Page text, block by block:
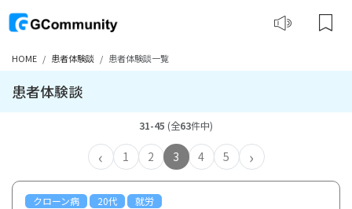
HOME 患者体験談 患者体験談一覧
患者体験談
31-45 (全63件中)
‹ 1 2 3 4 5 ›
クローン病 20代
就労